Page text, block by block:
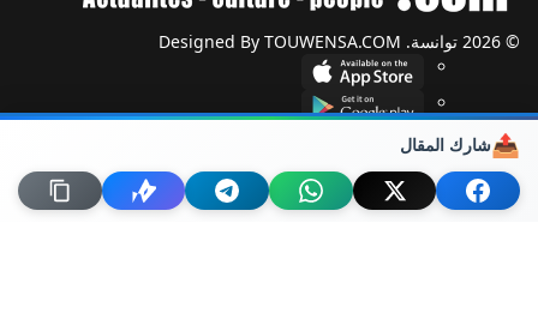
📤شارك المقال
© 2026 توانسة. Designed By TOUWENSA.COM
شؤون دولية أحزاب وجمعيات
حول توانسة